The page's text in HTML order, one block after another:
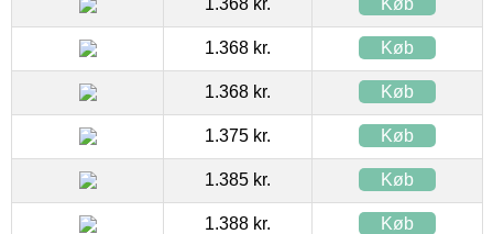
1.368 kr. Køb
1.368 kr. Køb
1.375 kr. Køb
1.385 kr. Køb
1.388 kr. Køb